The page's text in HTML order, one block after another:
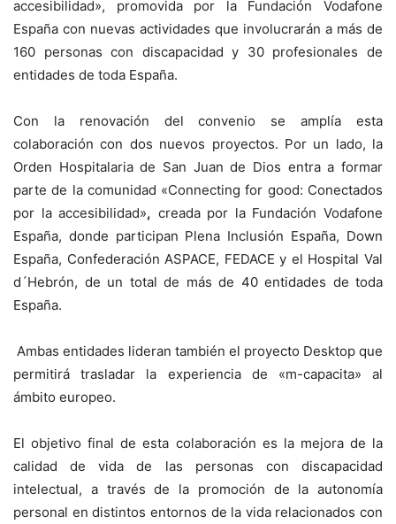
accesibilidad», promovida por la Fundación Vodafone
España con nuevas actividades que involucrarán a más de
160 personas con discapacidad y 30 profesionales de
entidades de toda España.
Con la renovación del convenio se amplía esta
colaboración con dos nuevos proyectos. Por un lado, la
Orden Hospitalaria de San Juan de Dios entra a formar
parte de la comunidad «Connecting for good: Conectados
por la accesibilidad», creada por la Fundación Vodafone
España, donde participan Plena Inclusión España, Down
España, Confederación ASPACE, FEDACE y el Hospital Val
d´Hebrón, de un total de más de 40 entidades de toda
España.
Ambas entidades lideran también el proyecto Desktop que
permitirá trasladar la experiencia de «m-capacita» al
ámbito europeo.
El objetivo final de esta colaboración es la mejora de la
calidad de vida de las personas con discapacidad
intelectual, a través de la promoción de la autonomía
personal en distintos entornos de la vida relacionados con